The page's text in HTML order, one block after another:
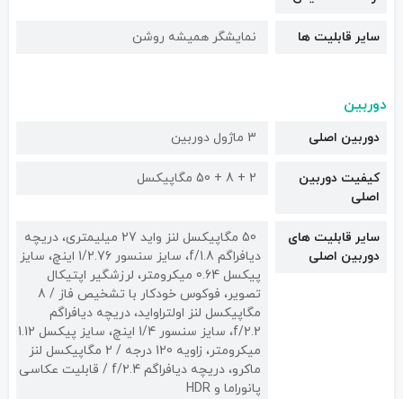
سایر قابلیت ها نمایشگر همیشه روشن
دوربین
دوربین اصلی 3 ماژول دوربین
کیفیت دوربین‌
اصلی
2 + 8 + 50 مگاپیکسل
سایر قابلیت های
دوربین اصلی
50 مگاپیکسل لنز واید 27 میلیمتری، دریچه
دیافراگم f/1.8، سایز سنسور 1/2.76 اینچ، سایز
پیکسل 0.64 میکرومتر، لرزشگیر اپتیکال
تصویر، فوکوس خودکار با تشخیص فاز / 8
مگاپیکسل لنز اولتراواید، دریچه دیافراگم
f/2.2، سایز سنسور 1/4 اینچ، سایز پیکسل 1.12
میکرومتر، زاویه 120 درجه / 2 مگاپیکسل لنز
ماکرو، دریچه دیافراگم f/2.4 / قابلیت عکاسی
پانوراما و HDR